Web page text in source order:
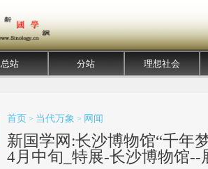
总站 分站 理想社会
首页 > 当代万象 > 网闻
新国学网:长沙博物馆“千年
4月中旬_特展-长沙博物馆--